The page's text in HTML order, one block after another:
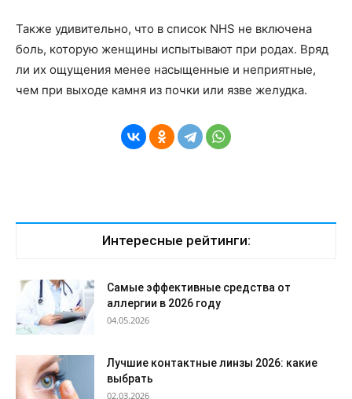
Также удивительно, что в список NHS не включена
боль, которую женщины испытывают при родах. Вряд
ли их ощущения менее насыщенные и неприятные,
чем при выходе камня из почки или язве желудка.
Интересные рейтинги:
Самые эффективные средства от
аллергии в 2026 году
04.05.2026
Лучшие контактные линзы 2026: какие
выбрать
02.03.2026